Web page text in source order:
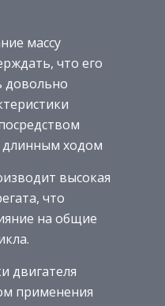
массу
что его
довольно
ходом
высокая
что
на общие
двигателя
применения